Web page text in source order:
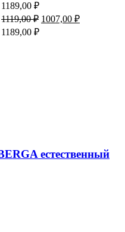
1119,00 ₽.
1007,00 ₽.
1189,00 ₽
1119,00₽ Первоначальная
1007,00 ₽Текущая
1189,00 ₽
естественный